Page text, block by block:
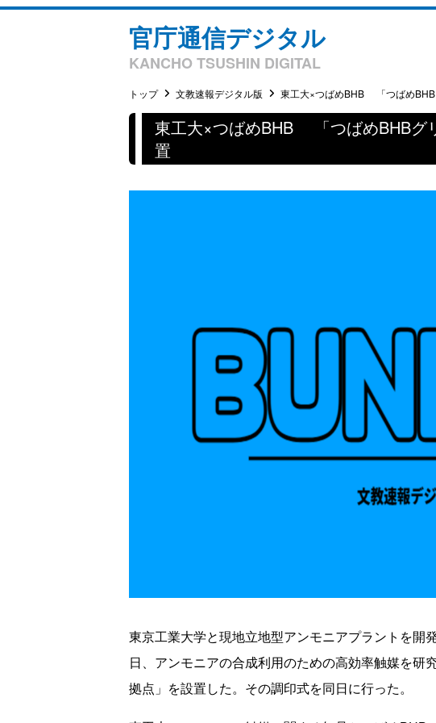
官庁通信デジタル
KANCHO TSUSHIN DIGITAL
トップ 文教速報デジタル版 東工大×つばめBHB 「つばめBHB
東工大×つばめBHB 「つばめBHBグ
置
東京工業大学と現地立地型アンモニアプラントを開
日、アンモニアの合成利用のための高効率触媒を
拠点」を設置した。その調印式を同日に行った。